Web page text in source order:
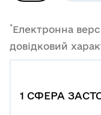
*Електронна
довідковий
1 СФЕРА